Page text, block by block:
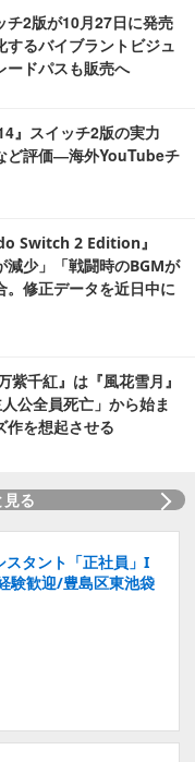
チ2版が10月27日に発売
るバイブラントビジュ
ードパスも販売へ
』スイッチ2版の実力
ど評価―海外YouTubeチ
Switch 2 Edition』
減少」「戦闘時のBGMが
。修正データを近日中に
紫千紅』は『風花雪月』
公全員死亡」から始ま
作を想起させる
る
スタント「正社員」I
験歓迎/豊島区東池袋